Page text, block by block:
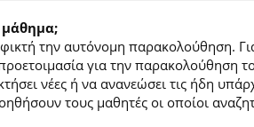
μάθημα;
την αυτόνομη παρακολούθηση.
για την
νέες ή να ανανεώσει τις ήδη
τους μαθητές οι οποίοι